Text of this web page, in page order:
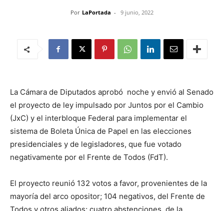
Por LaPortada - 9 junio, 2022
La Cámara de Diputados aprobó noche y envió al Senado
el proyecto de ley impulsado por Juntos por el Cambio
(JxC) y el interbloque Federal para implementar el
sistema de Boleta Única de Papel en las elecciones
presidenciales y de legisladores, que fue votado
negativamente por el Frente de Todos (FdT).
El proyecto reunió 132 votos a favor, provenientes de la
mayoría del arco opositor; 104 negativos, del Frente de